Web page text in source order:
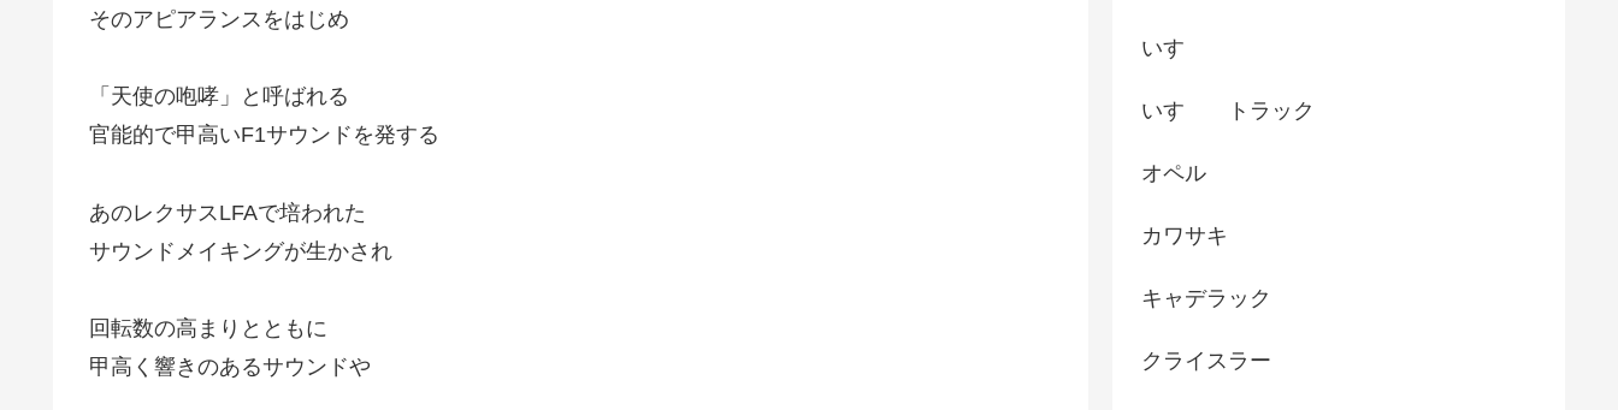
そのアピアランスをはじめ
「天使の咆哮」と呼ばれる
官能的で甲高いF1サウンドを発する
あのレクサスLFAで培われた
サウンドメイキングが生かされ
回転数の高まりとともに
甲高く響きのあるサウンドや
いすゞ
いすゞ トラック
オペル
カワサキ
キャデラック
クライスラー